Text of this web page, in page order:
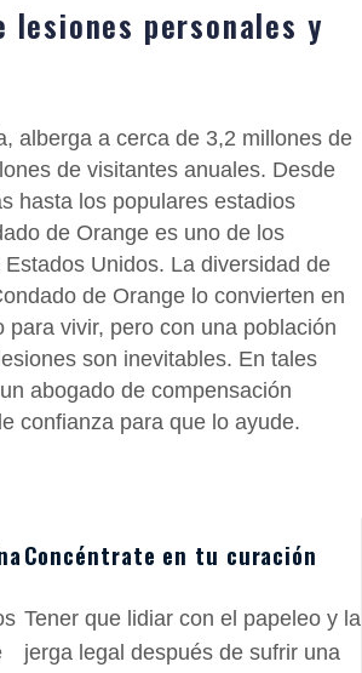
lesiones personales y
alberga a cerca de 3,2 millones de
de visitantes anuales. Desde
hasta los populares estadios
de Orange es uno de los
Unidos. La diversidad de
de Orange lo convierten en
vivir, pero con una población
son inevitables. En tales
abogado de compensación
confianza para que lo ayude.
Concéntrate en tu curación
Tener que lidiar con el papeleo y la
jerga legal después de sufrir una